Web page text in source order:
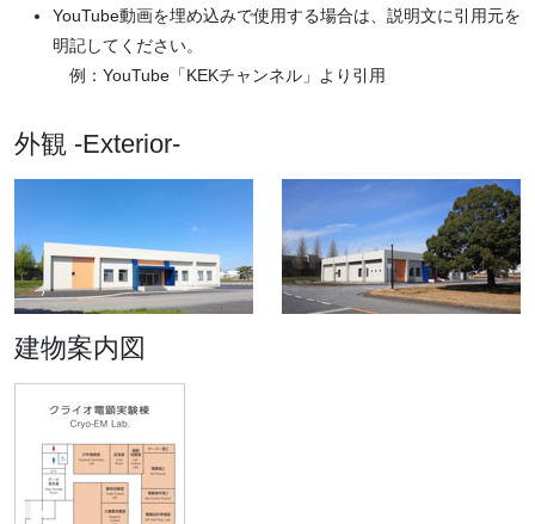
する新規酵素の構造機能の
2024.03.29 プレスリリース
血液凝固因子の正常な分泌
に必須なカーゴ受容体の全
長構造をクライオ電子顕微
YouTube動画を埋め込みで使用する場合は、説明文に引用元を
明記してください。
例：YouTube「KEKチャンネル」より引用
外観 -Exterior-
建物案内図